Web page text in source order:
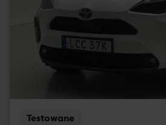
Testowane